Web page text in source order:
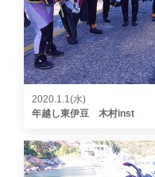
2020.1.1(水)
年越し東伊豆 木村inst